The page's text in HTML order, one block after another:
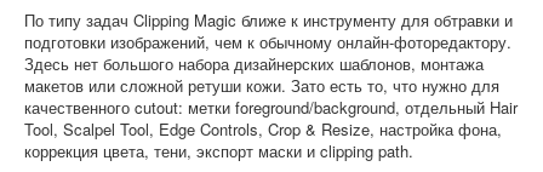
По типу задач Clipping Magic ближе к инструменту для обтравки и
подготовки изображений, чем к обычному онлайн-фоторедактору.
Здесь нет большого набора дизайнерских шаблонов, монтажа
макетов или сложной ретуши кожи. Зато есть то, что нужно для
качественного cutout: метки foreground/background, отдельный Hair
Tool, Scalpel Tool, Edge Controls, Crop & Resize, настройка фона,
коррекция цвета, тени, экспорт маски и clipping path.